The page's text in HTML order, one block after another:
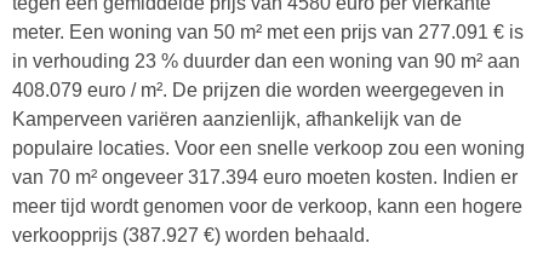
meter. Een woning van 50 m² met een prijs van 277.091 € is
in verhouding 23 % duurder dan een woning van 90 m² aan
408.079 euro / m². De prijzen die worden weergegeven in
Kamperveen variëren aanzienlijk, afhankelijk van de
populaire locaties. Voor een snelle verkoop zou een woning
van 70 m² ongeveer 317.394 euro moeten kosten. Indien er
meer tijd wordt genomen voor de verkoop, kann een hogere
verkoopprijs (387.927 €) worden behaald.